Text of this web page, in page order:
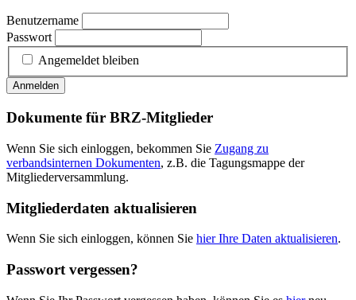
Benutzername
Passwort
Angemeldet bleiben
Anmelden
Dokumente für BRZ-Mitglieder
Wenn Sie sich einloggen, bekommen Sie Zugang zu
verbandsinternen Dokumenten, z.B. die Tagungsmappe der
Mitgliederversammlung.
Mitgliederdaten aktualisieren
Wenn Sie sich einloggen, können Sie hier Ihre Daten aktualisieren.
Passwort vergessen?